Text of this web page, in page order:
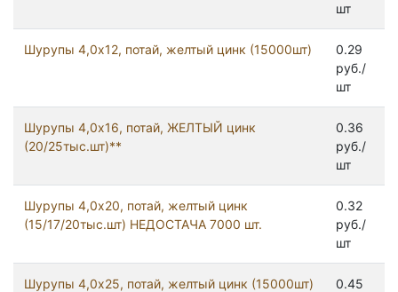
шт
Шурупы 4,0x12, потай, желтый цинк (15000шт)
0.29
руб./
шт
Шурупы 4,0x16, потай, ЖЕЛТЫЙ цинк
(20/25тыс.шт)**
0.36
руб./
шт
Шурупы 4,0x20, потай, желтый цинк
(15/17/20тыс.шт) НЕДОСТАЧА 7000 шт.
0.32
руб./
шт
Шурупы 4,0x25, потай, желтый цинк (15000шт)
0.45